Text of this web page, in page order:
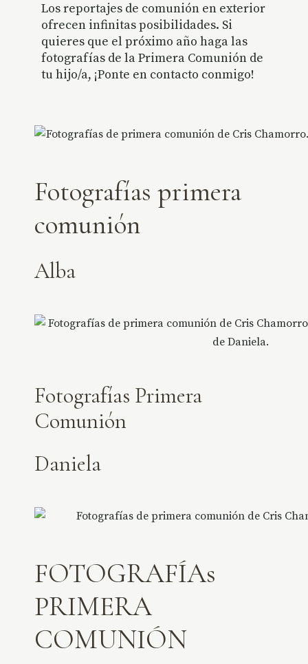
Losreportajes de comunión en exterior
ofrecen infinitas posibilidades. Si
quieres que el próximo año haga las
fotografías de la Primera Comunión de
tu hijo/a, ¡Ponte en contacto conmigo!
Fotografías primera
comunión
Alba
Fotografías Primera
Comunión
Daniela
FOTOGRAFÍAs
PRIMERA
COMUNIÓN